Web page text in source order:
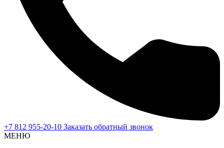
+7 812 955-20-10 Заказать обратный звонок
МЕНЮ